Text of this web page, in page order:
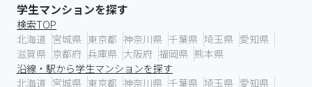
学生マンションを探す
検索TOP
北海道 宮城県 東京都 神奈川県 千葉県 埼玉県 愛知県
滋賀県 京都府 兵庫県 大阪府 福岡県 熊本県
沿線・駅から学生マンションを探す
北海道 宮城県 東京都 神奈川県 千葉県 埼玉県 愛知県